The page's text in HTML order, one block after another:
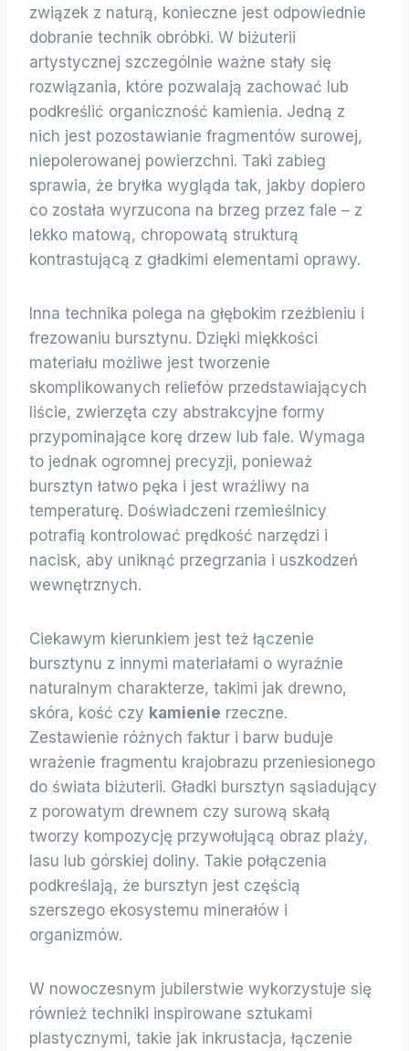
związek z naturą, konieczne jest odpowiednie
dobranie technik obróbki. W biżuterii
artystycznej szczególnie ważne stały się
rozwiązania, które pozwalają zachować lub
podkreślić organiczność kamienia. Jedną z
nich jest pozostawianie fragmentów surowej,
niepolerowanej powierzchni. Taki zabieg
sprawia, że bryłka wygląda tak, jakby dopiero
co została wyrzucona na brzeg przez fale – z
lekko matową, chropowatą strukturą
kontrastującą z gładkimi elementami oprawy.
Inna technika polega na głębokim rzeźbieniu i
frezowaniu bursztynu. Dzięki miękkości
materiału możliwe jest tworzenie
skomplikowanych reliefów przedstawiających
liście, zwierzęta czy abstrakcyjne formy
przypominające korę drzew lub fale. Wymaga
to jednak ogromnej precyzji, ponieważ
bursztyn łatwo pęka i jest wrażliwy na
temperaturę. Doświadczeni rzemieślnicy
potrafią kontrolować prędkość narzędzi i
nacisk, aby uniknąć przegrzania i uszkodzeń
wewnętrznych.
Ciekawym kierunkiem jest też łączenie
bursztynu z innymi materiałami o wyraźnie
naturalnym charakterze, takimi jak drewno,
skóra, kość czy kamienie rzeczne.
Zestawienie różnych faktur i barw buduje
wrażenie fragmentu krajobrazu przeniesionego
do świata biżuterii. Gładki bursztyn sąsiadujący
z porowatym drewnem czy surową skałą
tworzy kompozycję przywołującą obraz plaży,
lasu lub górskiej doliny. Takie połączenia
podkreślają, że bursztyn jest częścią
szerszego ekosystemu minerałów i
organizmów.
W nowoczesnym jubilerstwie wykorzystuje się
również techniki inspirowane sztukami
plastycznymi, takie jak inkrustacja, łączenie